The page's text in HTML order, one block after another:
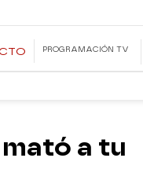
PROGRAMACIÓN TV
a tu